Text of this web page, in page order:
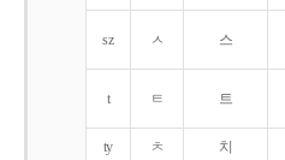
sz ㅅ 스
t ㅌ 트
ty ㅊ 치